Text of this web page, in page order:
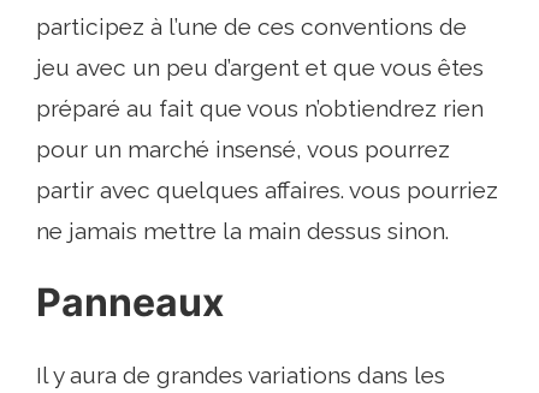
participez à l’une de ces conventions de
jeu avec un peu d’argent et que vous êtes
préparé au fait que vous n’obtiendrez rien
pour un marché insensé, vous pourrez
partir avec quelques affaires. vous pourriez
ne jamais mettre la main dessus sinon.
Panneaux
Il y aura de grandes variations dans les